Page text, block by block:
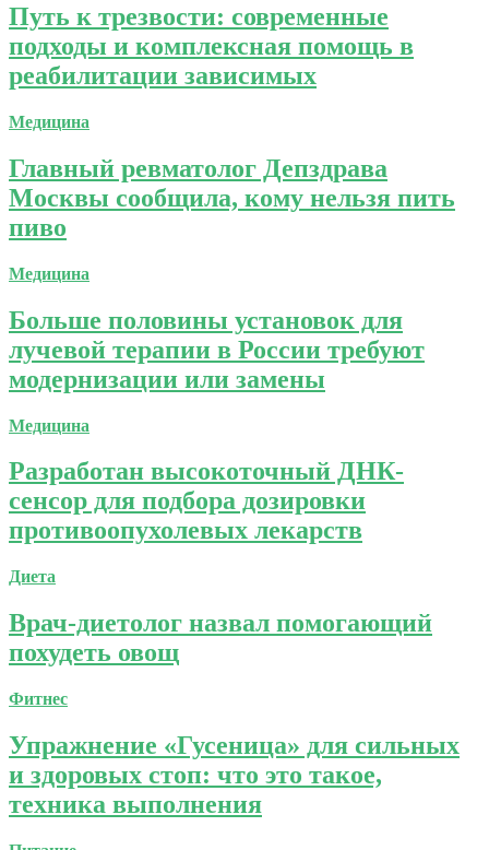
Путь к трезвости: современные
подходы и комплексная помощь в
реабилитации зависимых
Медицина
Главный ревматолог Депздрава
Москвы сообщила, кому нельзя пить
пиво
Медицина
Больше половины установок для
лучевой терапии в России требуют
модернизации или замены
Медицина
Разработан высокоточный ДНК-
сенсор для подбора дозировки
противоопухолевых лекарств
Диета
Врач-диетолог назвал помогающий
похудеть овощ
Фитнес
Упражнение «Гусеница» для сильных
и здоровых стоп: что это такое,
техника выполнения